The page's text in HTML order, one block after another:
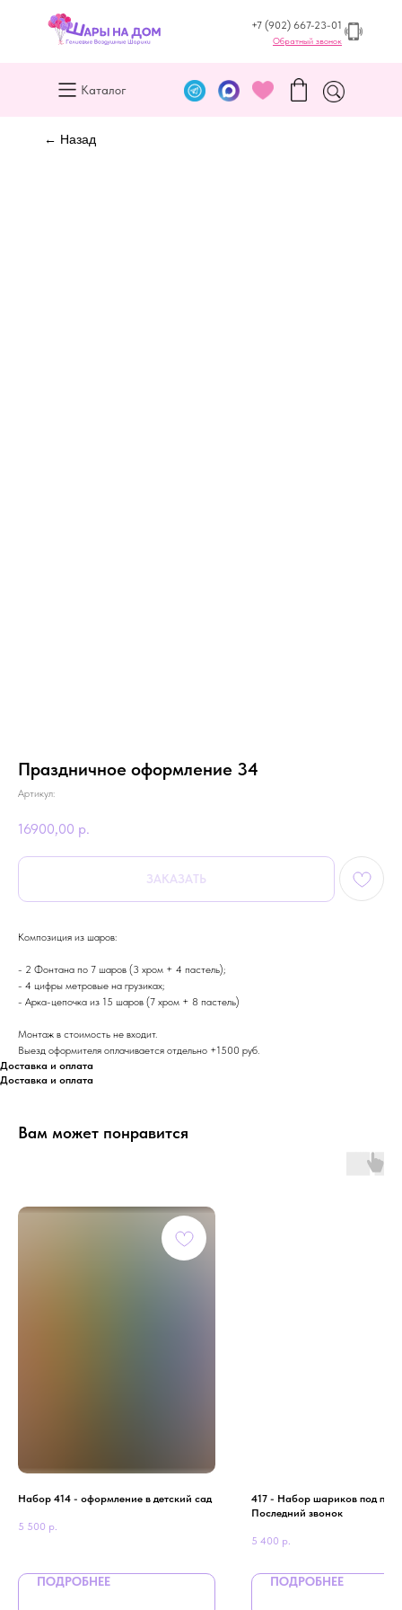
+7 (902) 667-23-01
Обратный звонок
Каталог
← Назад
Праздничное оформление 34
Артикул:
16900,00 р.
ЗАКАЗАТЬ
Композиция из шаров:
- 2 Фонтана по 7 шаров (3 хром + 4 пастель);
- 4 цифры метровые на грузиках;
- Арка-цепочка из 15 шаров (7 хром + 8 пастель)
Монтаж в стоимость не входит.
Выезд оформителя оплачивается отдельно +1500 руб.
Доставка и оплата
Доставка и оплата
Вам может понравится
Набор 414 - оформление в детский сад
5 500 р.
ПОДРОБНЕЕ
417 - Набор шариков под
Последний звонок
5 400 р.
ПОДРОБНЕЕ